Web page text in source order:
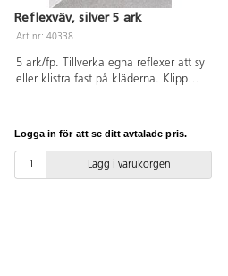
Reflexväv, silver 5 ark
Art.nr: 40338
5 ark/fp. Tillverka egna reflexer att sy
eller klistra fast på kläderna. Klipp
TEX®-certifierad, klass I (Standard
100). PVC-fri.
Logga in för att se ditt avtalade pris.
Lägg i varukorgen